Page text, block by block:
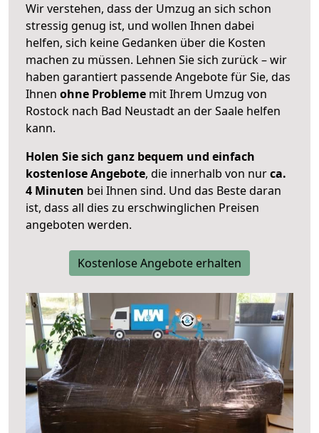
Wir verstehen, dass der Umzug an sich schon
stressig genug ist, und wollen Ihnen dabei
helfen, sich keine Gedanken über die Kosten
machen zu müssen. Lehnen Sie sich zurück – wir
haben garantiert passende Angebote für Sie, das
Ihnen ohne Probleme mit Ihrem Umzug von
Rostock nach Bad Neustadt an der Saale helfen
kann.
Holen Sie sich ganz bequem und einfach
kostenlose Angebote, die innerhalb von nurca.
4 Minuten bei Ihnen sind. Und das Beste daran
ist, dass all dies zu erschwinglichen Preisen
angeboten werden.
Kostenlose Angebote erhalten